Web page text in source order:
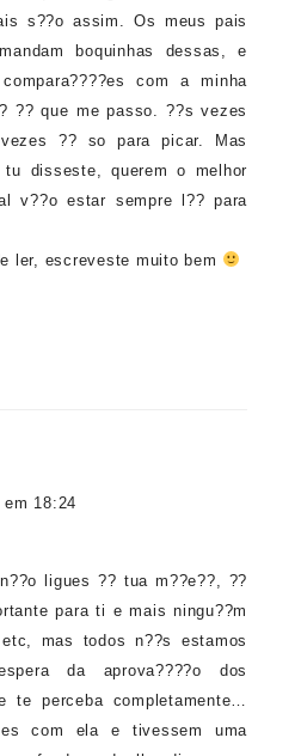
s??o assim. Os meus pais
boquinhas dessas, e
com a minha
?? que me passo. ??s vezes
?? so para picar. Mas
tu disseste, querem o melhor
v??o estar sempre l?? para
ler, escreveste muito bem
em 18:24
ligues ?? tua m??e??, ??
para ti e mais ningu??m
mas todos n??s estamos
da aprova????o dos
te perceba completamente…
com ela e tivessem uma